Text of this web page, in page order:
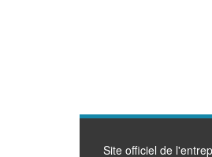
Site officiel de